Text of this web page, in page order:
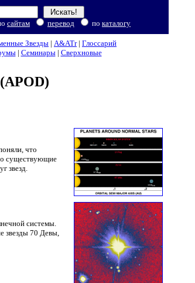
сайтам перевод по каталогу
Звезды | A&ATr| Глоссарий
| Семинары| Сверхновые
что
существующие
звезд.
системы.
звезды 70 Девы,